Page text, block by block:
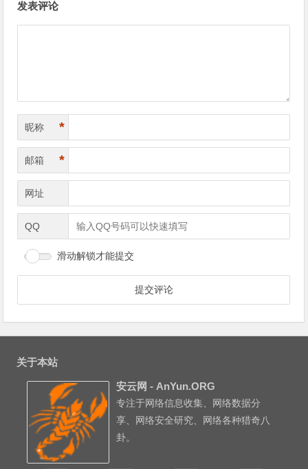
发表评论
昵称 *
邮箱 *
网址
QQ
滑动解锁才能提交
关于本站
安云网 - AnYun.ORG
专注于网络信息收集、网络数据分
享、网络安全研究、网络各种猎奇八
卦。